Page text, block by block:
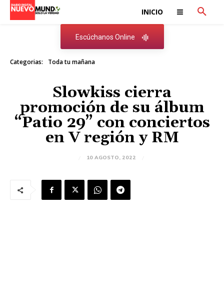
INICIO
Escúchanos Online
Categorias: Toda tu mañana
Slowkiss cierra
promoción de su álbum
“Patio 29” con conciertos
en V región y RM
10 AGOSTO, 2022